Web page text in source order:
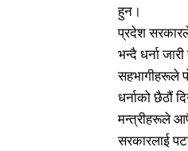
हुन।
प्रदेश
भन्दै धर्ना
सहभागीहरूले
धर्नाको छैठौं
मन्त्रीहरूले
सरकारलाई